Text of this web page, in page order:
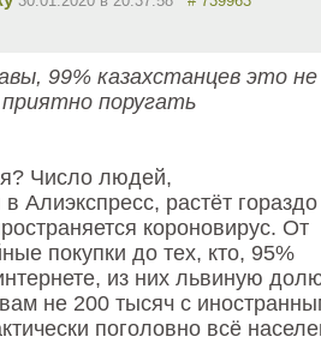
99% казахстанцев это не
поругать
Число людей,
Алиэкспресс, растёт гораздо
короновирус. От
покупки до тех, кто, 95%
из них львиную
не 200 тысяч с
поголовно всё